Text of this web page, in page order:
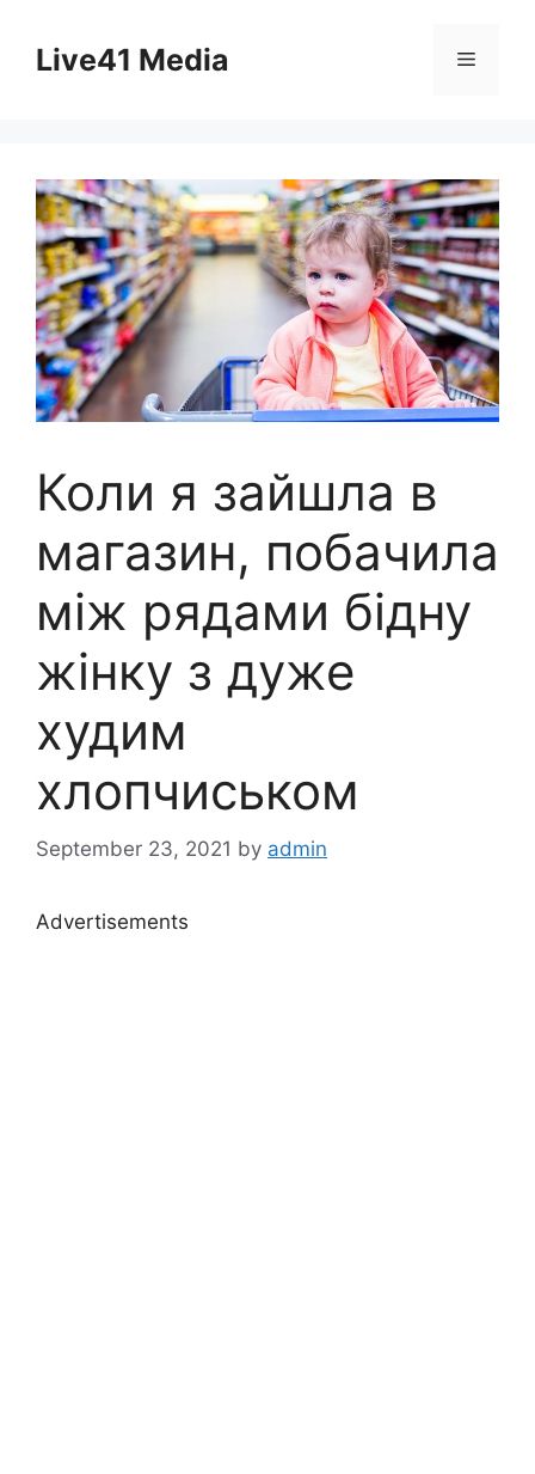
contentLive41 Media Menu
Коли я зайшла в
магазин, побачила
між рядами бідну
жінку з дуже
худим
хлопчиськом
September 23, 2021 by admin
Advertisements